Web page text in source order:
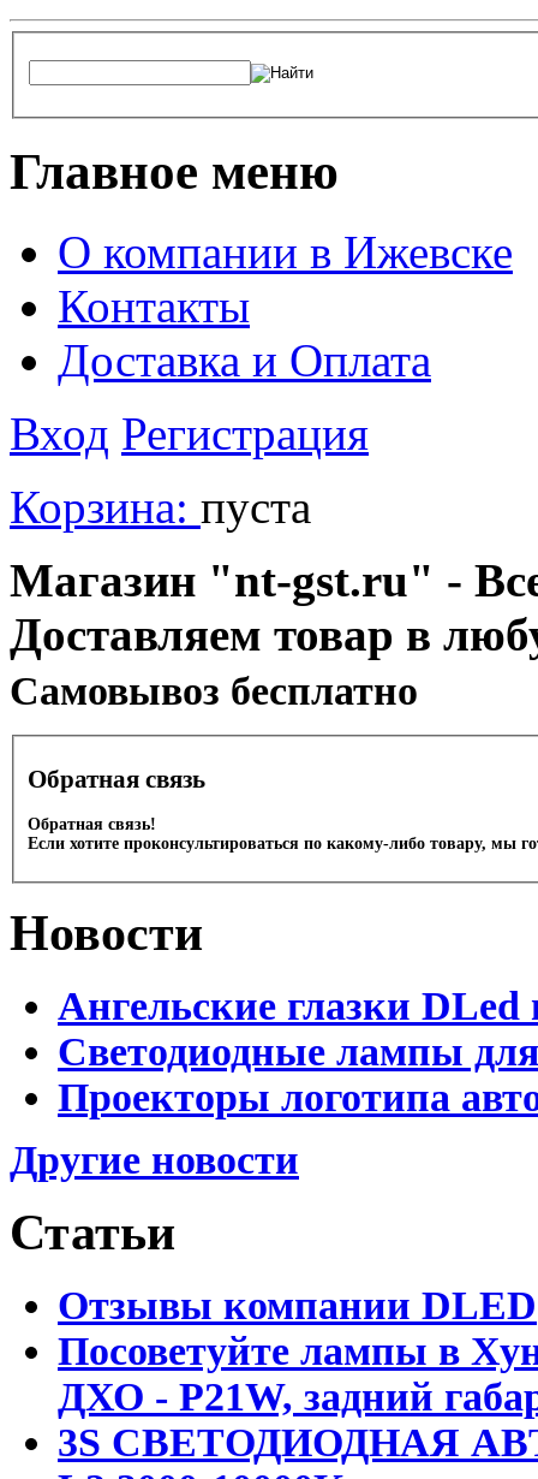
Главное меню
О компании в Ижевске
Контакты
Доставка и Оплата
Вход Регистрация
Корзина: пуста
Магазин "nt-gst.ru" -
Доставляем товар в
Cамовывоз бесплатно
Обратная связь
Обратная связь!
Если хотите проконсультироваться по какому-либо товару, мы
Новости
Ангельские глазки DLed
Светодиодные лампы
Проекторы логотипа
Другие новости
Статьи
Отзывы компании DLED
Посоветуйте лампы в
ДХО - P21W, задний
3S СВЕТОДИОДНАЯ